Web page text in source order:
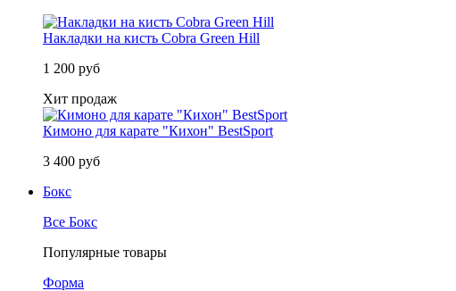
Накладки на кисть Cobra Green Hill
1 200 руб
Хит продаж
Кимоно для карате "Кихон" BestSport
3 400 руб
Бокс
Все Бокс
Популярные товары
Форма